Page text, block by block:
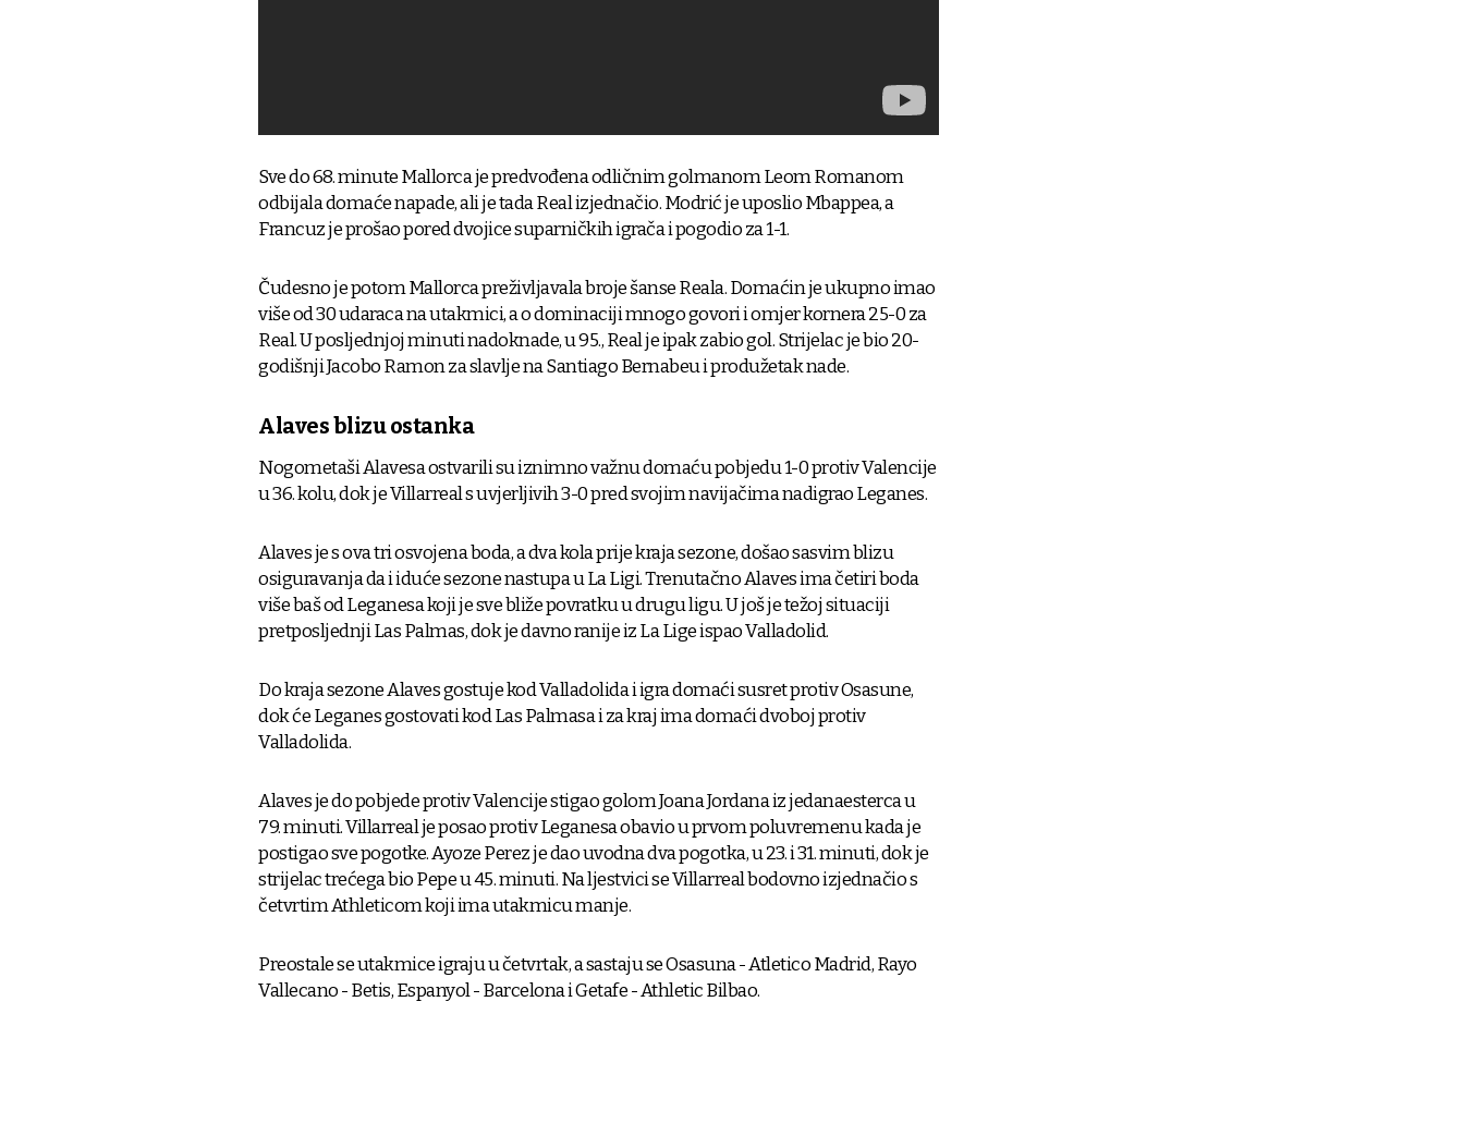
Sve do 68. minute Mallorca je predvođena odličnim golmanom Leom Romanom
odbijala domaće napade, ali je tada Real izjednačio. Modrić je uposlio Mbappea, a
Francuz je prošao pored dvojice suparničkih igrača i pogodio za 1-1.
Čudesno je potom Mallorca preživljavala broje šanse Reala. Domaćin je ukupno imao
više od 30 udaraca na utakmici, a o dominaciji mnogo govori i omjer kornera 25-0 za
Real. U posljednjoj minuti nadoknade, u 95., Real je ipak zabio gol. Strijelac je bio 20-
godišnji Jacobo Ramon za slavlje na Santiago Bernabeu i produžetak nade.
Alaves blizu ostanka
Nogometaši Alavesa ostvarili su iznimno važnu domaću pobjedu 1-0 protiv Valencije
u 36. kolu, dok je Villarreal s uvjerljivih 3-0 pred svojim navijačima nadigrao Leganes.
Alaves je s ova tri osvojena boda, a dva kola prije kraja sezone, došao sasvim blizu
osiguravanja da i iduće sezone nastupa u La Ligi. Trenutačno Alaves ima četiri boda
više baš od Leganesa koji je sve bliže povratku u drugu ligu. U još je težoj situaciji
pretposljednji Las Palmas, dok je davno ranije iz La Lige ispao Valladolid.
Do kraja sezone Alaves gostuje kod Valladolida i igra domaći susret protiv Osasune,
dok će Leganes gostovati kod Las Palmasa i za kraj ima domaći dvoboj protiv
Valladolida.
Alaves je do pobjede protiv Valencije stigao golom Joana Jordana iz jedanaesterca u
79. minuti. Villarreal je posao protiv Leganesa obavio u prvom poluvremenu kada je
postigao sve pogotke. Ayoze Perez je dao uvodna dva pogotka, u 23. i 31. minuti, dok je
strijelac trećega bio Pepe u 45. minuti. Na ljestvici se Villarreal bodovno izjednačio s
četvrtim Athleticom koji ima utakmicu manje.
Preostale se utakmice igraju u četvrtak, a sastaju se Osasuna - Atletico Madrid, Rayo
Vallecano - Betis, Espanyol - Barcelona i Getafe - Athletic Bilbao.